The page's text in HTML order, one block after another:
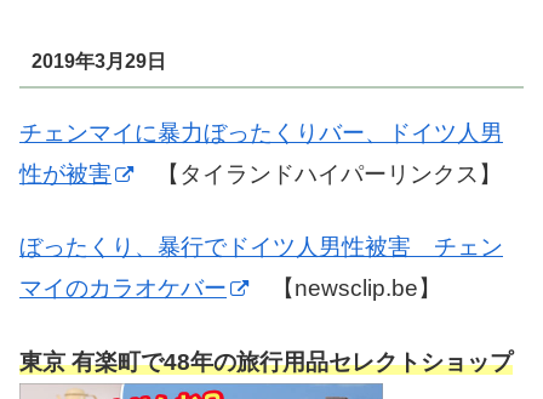
2019年3月29日
チェンマイに暴力ぼったくりバー、ドイツ人男
性が被害
【タイランドハイパーリンクス】
ぼったくり、暴行でドイツ人男性被害 チェン
マイのカラオケバー
【newsclip.be】
東京 有楽町で48年の旅行用品セレクトショップ